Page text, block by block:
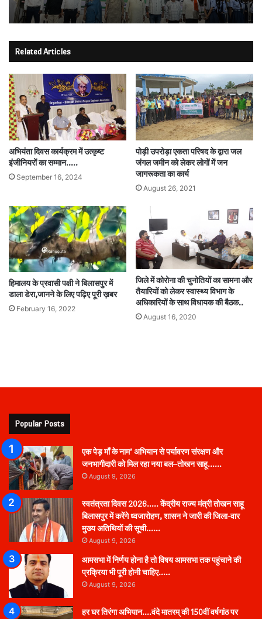
Related Articles
अभियंता दिवस कार्यक्रम में उत्कृष्ट
इंजीनियरों का सम्मान…..
September 16, 2024
पोड़ी उपरोड़ा एकता परिषद के द्वारा जल
जंगल जमीन को लेकर लोगों में जन
जागरूकता का कार्य
August 26, 2021
हिमालय के प्रवासी पक्षी ने बिलासपुर में
डाला डेरा,जानने के लिए पढ़िए पूरी ख़बर
February 16, 2022
जिले में कोरोना की चुनोतियों का सामना और
तैयारियों को लेकर स्वास्थ्य विभाग के
अधिकारियों के साथ विधायक की बैठक..
August 16, 2020
Popular Posts
एक पेड़ माँ के नाम’ अभियान से पर्यावरण संरक्षण और
जनभागीदारी को मिल रहा नया बल–तोखन साहू……
August 9, 2026
स्वतंत्रता दिवस 2026….. केंद्रीय राज्य मंत्री तोखन साहू
बिलासपुर में करेंगे ध्वजारोहण, शासन ने जारी की जिला-वार
मुख्य अतिथियों की सूची……
August 9, 2026
आमसभा में निर्णय होना है तो विषय आमसभा तक पहुंचाने की
प्रक्रिया भी पूरी होनी चाहिए…..
August 9, 2026
हर घर तिरंगा अभियान….वंदे मातरम् की 150वीं वर्षगांठ पर